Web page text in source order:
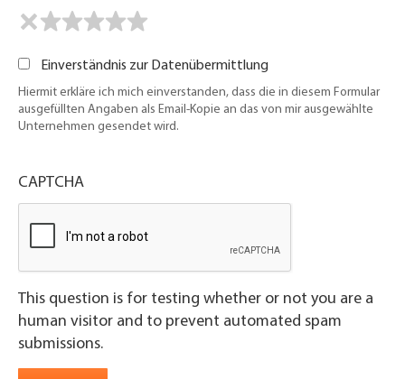
Einverständnis zur Datenübermittlung
Hiermit erkläre ich mich einverstanden, dass die in diesem Formular
ausgefüllten Angaben als Email-Kopie an das von mir ausgewählte
Unternehmen gesendet wird.
CAPTCHA
This question is for testing whether or not you are a
human visitor and to prevent automated spam
submissions.